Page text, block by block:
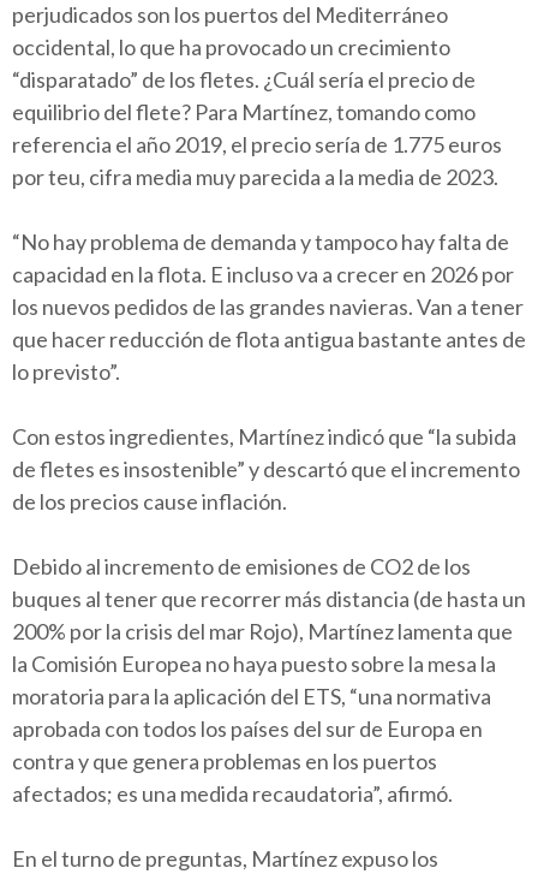
perjudicados son los puertos del Mediterráneo
occidental, lo que ha provocado un crecimiento
“disparatado” de los fletes. ¿Cuál sería el precio de
equilibrio del flete? Para Martínez, tomando como
referencia el año 2019, el precio sería de 1.775 euros
por teu, cifra media muy parecida a la media de 2023.
“No hay problema de demanda y tampoco hay falta de
capacidad en la flota. E incluso va a crecer en 2026 por
los nuevos pedidos de las grandes navieras. Van a tener
que hacer reducción de flota antigua bastante antes de
lo previsto”.
Con estos ingredientes, Martínez indicó que “la subida
de fletes es insostenible” y descartó que el incremento
de los precios cause inflación.
Debido al incremento de emisiones de CO2 de los
buques al tener que recorrer más distancia (de hasta un
200% por la crisis del mar Rojo), Martínez lamenta que
la Comisión Europea no haya puesto sobre la mesa la
moratoria para la aplicación del ETS, “una normativa
aprobada con todos los países del sur de Europa en
contra y que genera problemas en los puertos
afectados; es una medida recaudatoria”, afirmó.
En el turno de preguntas, Martínez expuso los